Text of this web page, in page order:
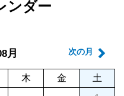
ンダー
次の月
月
木 金
土